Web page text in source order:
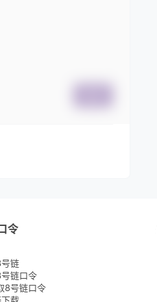
令
链
链口令
8号链口令